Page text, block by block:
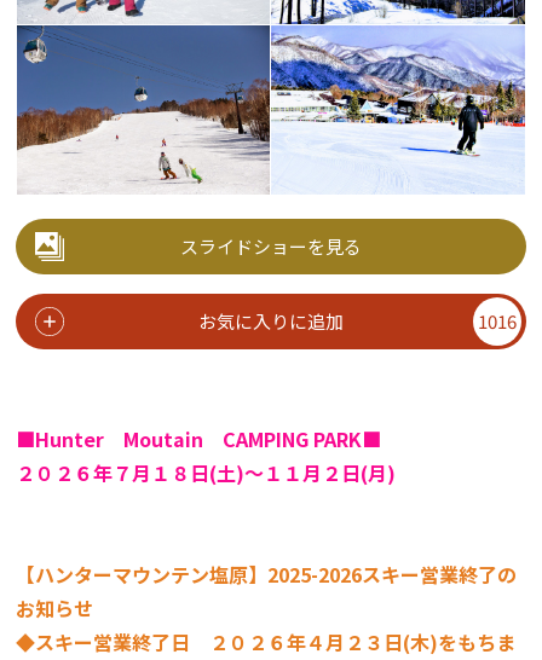
スライドショーを見る
お気に入りに追加 1016
■Hunter Moutain CAMPING PARK■
２０２６年７月１８日(土)～１１月２日(月)
【ハンターマウンテン塩原】2025-2026スキー営業終了の
お知らせ
◆スキー営業終了日 ２０２６年４月２３日(木)をもちま